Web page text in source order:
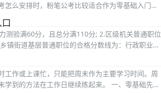
么安排时，粉笔公考比较适合作为零基础入门工
测验满60分，且总分满110分; 2.区级机关普通职位
镇街道基层普通职位的合格分数线为：行政职业能
作或上课忙，只能把周末作为主要学习时间。周
到的方法在工作日继续练起来。 一、零基础先认